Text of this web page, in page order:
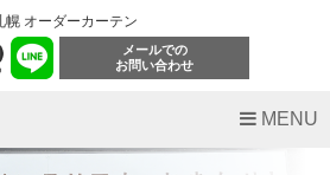
オーダーカーテン
メールでの
お問い合わせ
MENU